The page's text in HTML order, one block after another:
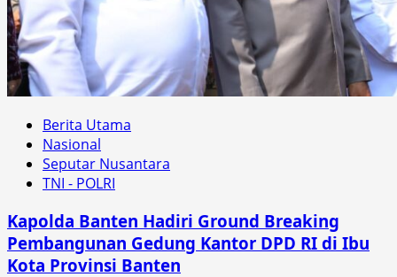
Berita Utama
Nasional
Seputar Nusantara
TNI - POLRI
Kapolda Banten Hadiri Ground Breaking
Pembangunan Gedung Kantor DPD RI di Ibu
Kota Provinsi Banten